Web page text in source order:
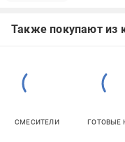
Также покупают из
СМЕСИТЕЛИ ГОТОВЫЕ